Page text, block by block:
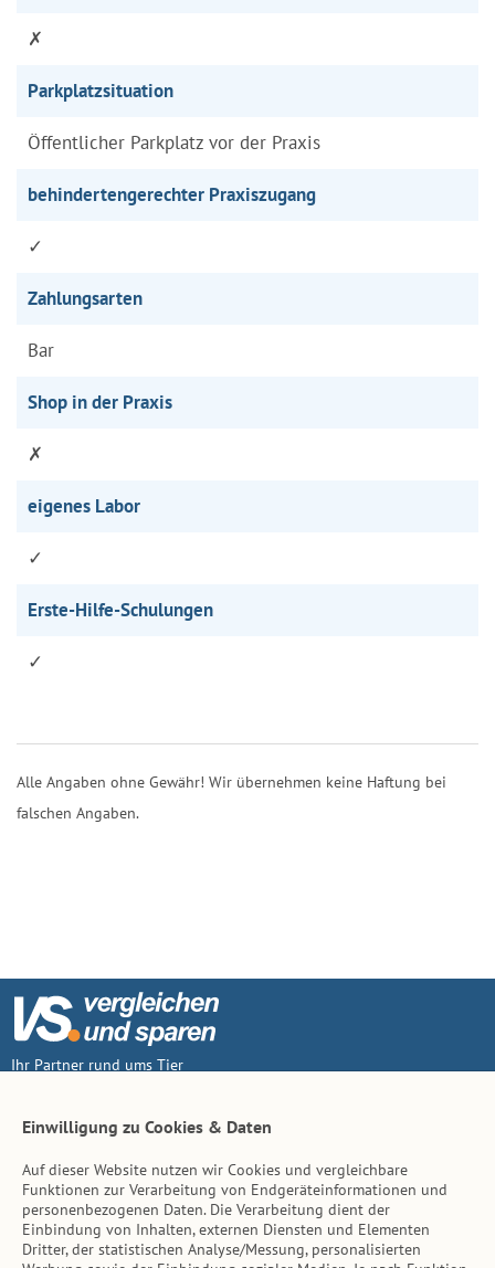
✗
Parkplatzsituation
Öffentlicher Parkplatz vor der Praxis
behindertengerechter Praxiszugang
✓
Zahlungsarten
Bar
Shop in der Praxis
✗
eigenes Labor
✓
Erste-Hilfe-Schulungen
✓
Alle Angaben ohne Gewähr! Wir übernehmen keine Haftung bei
falschen Angaben.
Ihr Partner rund ums Tier
Inhalt
Tierarzt-Suche
Einwilligung zu Cookies & Daten
Auf dieser Website nutzen wir Cookies und vergleichbare
Funktionen zur Verarbeitung von Endgeräteinformationen und
personenbezogenen Daten. Die Verarbeitung dient der
Einbindung von Inhalten, externen Diensten und Elementen
Dritter, der statistischen Analyse/Messung, personalisierten